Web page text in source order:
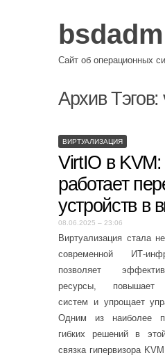
Сайт об операционных
Архив Тэгов:
ВИРТУАЛИЗАЦИЯ
VirtIO в KVM:
работает
устройств в
08.06.2025 – 23:06
Виртуализация стала
современной ИТ-
позволяет
ресурсы, повышает
систем и упрощает
Одним из наиболее
гибких решений в
связка гипервизора